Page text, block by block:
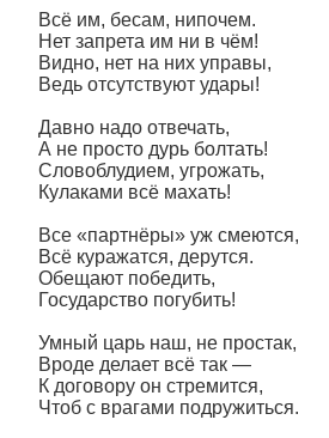
Всё им, бесам, нипочем.
Нет запрета им ни в чём!
Видно, нет на них управы,
Ведь отсутствуют удары!
Давно надо отвечать,
А не просто дурь болтать!
Словоблудием, угрожать,
Кулаками всё махать!
Все «партнёры» уж смеются,
Всё куражатся, дерутся.
Обещают победить,
Государство погубить!
Умный царь наш, не простак,
Вроде делает всё так —
К договору он стремится,
Чтоб с врагами подружиться.